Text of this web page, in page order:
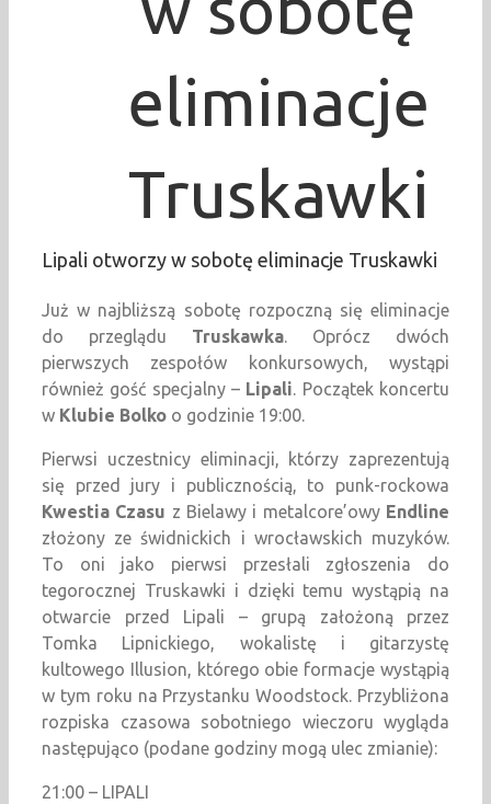
eliminacje
Truskawki
Lipali otworzy w sobotę eliminacje Truskawki
Już w najbliższą sobotę rozpoczną się eliminacje
do przeglądu Truskawka. Oprócz dwóch
pierwszych zespołów konkursowych, wystąpi
również gość specjalny – Lipali. Początek koncertu
w Klubie Bolko o godzinie 19:00.
Pierwsi uczestnicy eliminacji, którzy zaprezentują
się przed jury i publicznością, to punk-rockowa
Kwestia Czasu z Bielawy i metalcore’owy Endline
złożony ze świdnickich i wrocławskich muzyków.
To oni jako pierwsi przesłali zgłoszenia do
tegorocznej Truskawki i dzięki temu wystąpią na
otwarcie przed Lipali – grupą założoną przez
Tomka Lipnickiego, wokalistę i gitarzystę
kultowego Illusion, którego obie formacje wystąpią
w tym roku na Przystanku Woodstock. Przybliżona
rozpiska czasowa sobotniego wieczoru wygląda
następująco (podane godziny mogą ulec zmianie):
21:00 – LIPALI